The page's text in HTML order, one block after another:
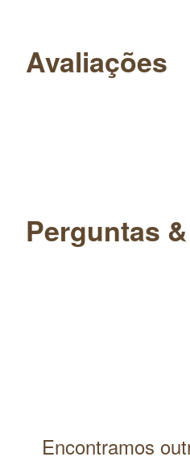
Preciso usar base
Sim, recomenda-se
Avaliações
Perguntas
Encontramos